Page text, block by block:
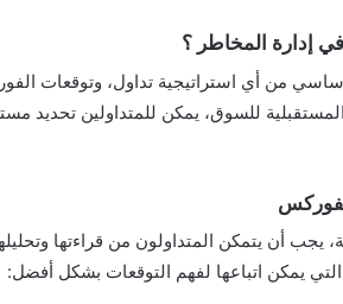
إدارة المخاطر ؟
من أي استراتيجية تداول، وتوقعات
للسوق، يمكن للمتداولين تحديد
يجب أن يتمكن المتداولون من قراءتها
يمكن اتباعها لفهم التوقعات بشكل أفضل: